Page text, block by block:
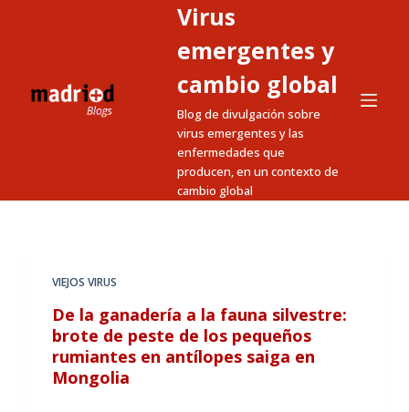
Virus
emergentes y
cambio global
Blog de divulgación sobre
virus emergentes y las
enfermedades que
producen, en un contexto de
cambio global
VIEJOS VIRUS
De la ganadería a la fauna silvestre:
brote de peste de los pequeños
rumiantes en antílopes saiga en
Mongolia